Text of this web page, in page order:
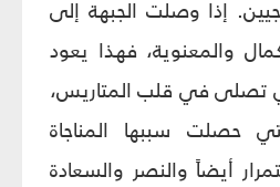
إذا وصلت الجبهة إلى
والمعنوية، فهذا يعود
تصلى في قلب المتاريس،
حصلت سببها المناجاة
أيضاً والنصر والسعادة